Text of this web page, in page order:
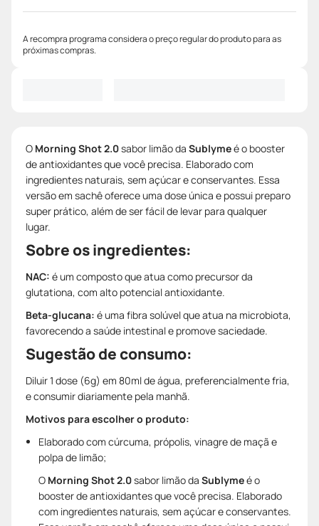
A recompra programa considera o preço regular do produto para as
próximas compras.
O Morning Shot 2.0sabor limãoda Sublymeé o booster
de antioxidantes que você precisa. Elaborado com
ingredientes naturais, sem açúcar e conservantes. Essa
versão em sachê oferece uma dose única e possui preparo
super prático, além de ser fácil de levar para qualquer
lugar.
Sobre os ingredientes:
NAC: é um composto que atua como precursor da
glutationa, com alto potencial antioxidante.
Beta-glucana: é uma fibra solúvel que atua na microbiota,
favorecendo a saúde intestinal e promove saciedade.
Sugestão de consumo:
Diluir 1 dose (6g) em 80ml de água, preferencialmente fria,
e consumir diariamente pela manhã.
Motivos para escolher o produto:
Elaborado com cúrcuma, própolis, vinagre de maçã e
polpa de limão;
O Morning Shot 2.0sabor limãoda Sublymeé o
booster de antioxidantes que você precisa. Elaborado
com ingredientes naturais, sem açúcar e conservantes.